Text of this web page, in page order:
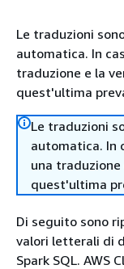
Le traduzioni
automatica. In
traduzione e la
quest'ultima
Le traduzioni
automatica. In
una traduzione
quest'ultima
Di seguito sono
valori letterali di
Spark SQL. AWS